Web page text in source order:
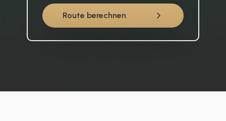
Route berechnen